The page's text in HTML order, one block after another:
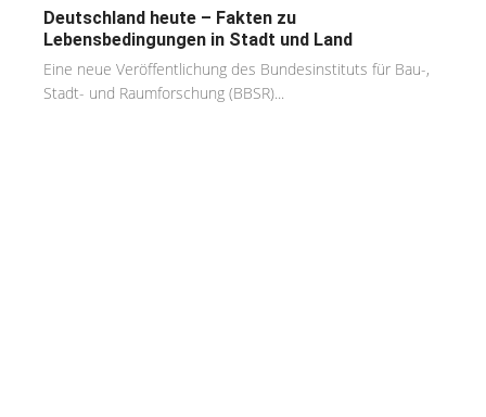
Deutschland heute – Fakten zu
Lebensbedingungen in Stadt und Land
Eine neue Veröffentlichung des Bundesinstituts für Bau-,
Stadt- und Raumforschung (BBSR)...